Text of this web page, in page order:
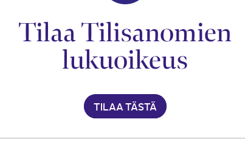
Tilaa Tilisanomien
lukuoikeus
TILAA TÄSTÄ